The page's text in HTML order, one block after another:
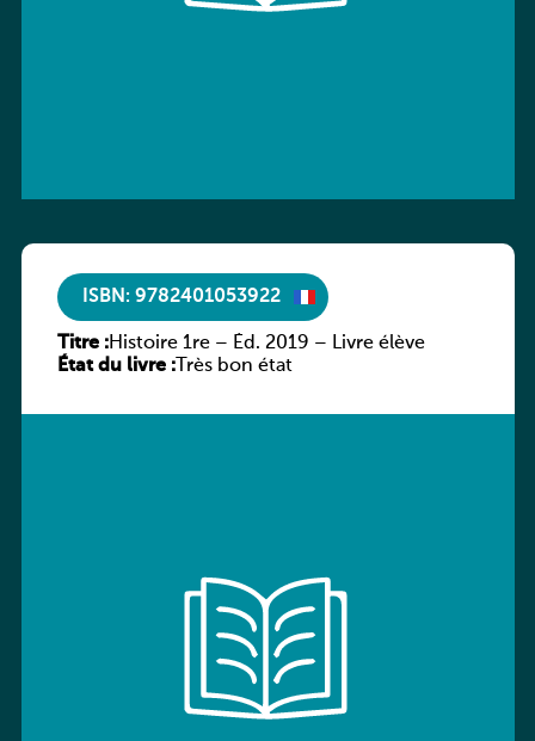
ISBN: 9782401053922
Titre :Histoire 1re – Éd. 2019 – Livre élève
État du livre :Très bon état